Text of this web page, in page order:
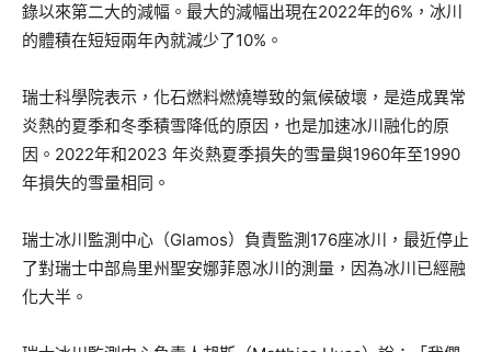
錄以來第二大的減幅。最大的減幅出現在2022年的6%，冰川
的體積在短短兩年內就減少了10%。
瑞士科學院表示，化石燃料燃燒導致的氣候破壞，是造成異常
炎熱的夏季和冬季積雪降低的原因，也是加速冰川融化的原
因。2022年和2023 年炎熱夏季損失的雪量與1960年至1990
年損失的雪量相同。
瑞士冰川監測中心（Glamos）負責監測176座冰川，最近停止
了對瑞士中部烏里州聖安娜菲恩冰川的測量，因為冰川已經融
化大半。